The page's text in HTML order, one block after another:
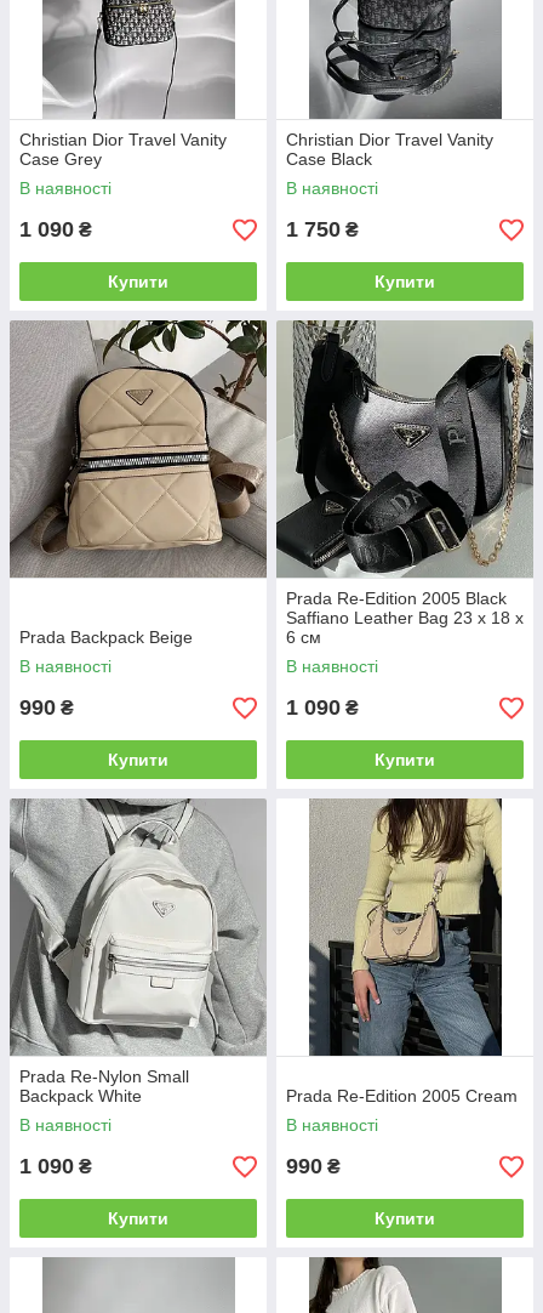
Christian Dior Travel Vanity
Case Grey
В наявності
1 090 ₴
Купити
Christian Dior Travel Vanity
Case Black
В наявності
1 750 ₴
Купити
Prada Backpack Beige
В наявності
990 ₴
Купити
Prada Re-Edition 2005 Black
Saffiano Leather Bag 23 х 18 х
6 см
В наявності
1 090 ₴
Купити
Prada Re-Nylon Small
Backpack White
В наявності
1 090 ₴
Купити
Prada Re-Edition 2005 Cream
В наявності
990 ₴
Купити